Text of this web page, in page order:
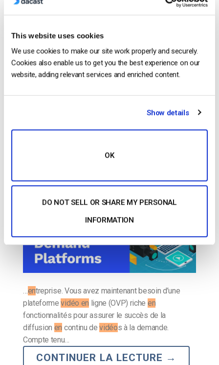
This website uses cookies
We use cookies to make our site work properly and securely.
Cookies also enable us to get you the best experience on our
website, adding relevant services and enriched content.
Show details
OK
DO NOT SELL OR SHARE MY PERSONAL
INFORMATION
CONTINUER LA LECTURE→
Posted inLe blog des experts vidéo
Le blog des experts vidéo
Comment créer des plates-formes de
entreprise
…entreprise. Vous avez maintenant besoin d’une
plateformevidéo en ligne (OVP) riche en
fonctionnalités pour assurer le succès de la
diffusion en continu devidéos à la demande.
Compte tenu…
CONTINUER LA LECTURE →